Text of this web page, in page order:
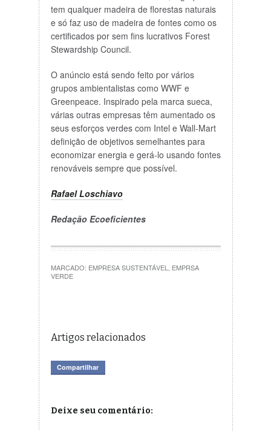
tem qualquer madeira de florestas naturais
e só faz uso de madeira de fontes como os
certificados por sem fins lucrativos Forest
Stewardship Council.
O anúncio está sendo feito por vários
grupos ambientalistas como WWF e
Greenpeace. Inspirado pela marca sueca,
várias outras empresas têm aumentado os
seus esforços verdes com Intel e Wall-Mart
definição de objetivos semelhantes para
economizar energia e gerá-lo usando fontes
renováveis ​​sempre que possível.
Rafael Loschiavo
Redação Ecoeficientes
MARCADO: EMPRESA SUSTENTÁVEL
EMPRSA
VERDE
Artigos relacionados
Compartilhar
Deixe seu comentário: